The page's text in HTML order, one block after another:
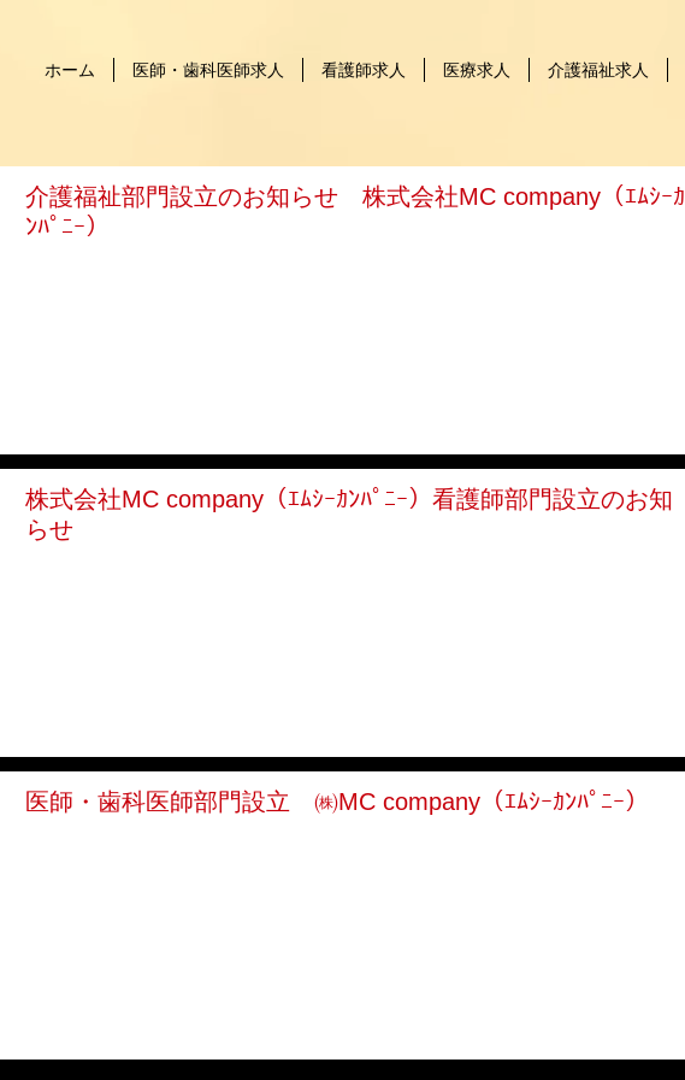
ホーム 医師・歯科医師求人 看護師求人 医療求人 介護福祉求人
介護福祉部門設立のお知らせ 株式会社MC company（ｴﾑｼｰｶ
ﾝﾊﾟﾆｰ）
株式会社MC company（ｴﾑｼｰｶﾝﾊﾟﾆｰ）看護師部門設立のお知
らせ
医師・歯科医師部門設立 ㈱MC company（ｴﾑｼｰｶﾝﾊﾟﾆｰ）